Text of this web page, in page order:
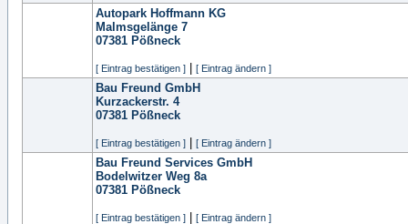
Autopark Hoffmann KG
Malmsgelänge 7
07381 Pößneck
[ Eintrag bestätigen ] [ Eintrag ändern ]
Bau Freund GmbH
Kurzackerstr. 4
07381 Pößneck
[ Eintrag bestätigen ] [ Eintrag ändern ]
Bau Freund Services GmbH
Bodelwitzer Weg 8a
07381 Pößneck
[ Eintrag bestätigen ] [ Eintrag ändern ]